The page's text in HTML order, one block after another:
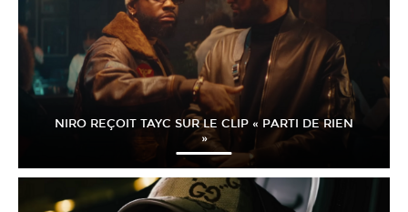
NIRO REÇOIT TAYC SUR LE CLIP « PARTI DE RIEN
»